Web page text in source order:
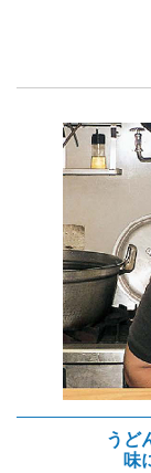
うど
味